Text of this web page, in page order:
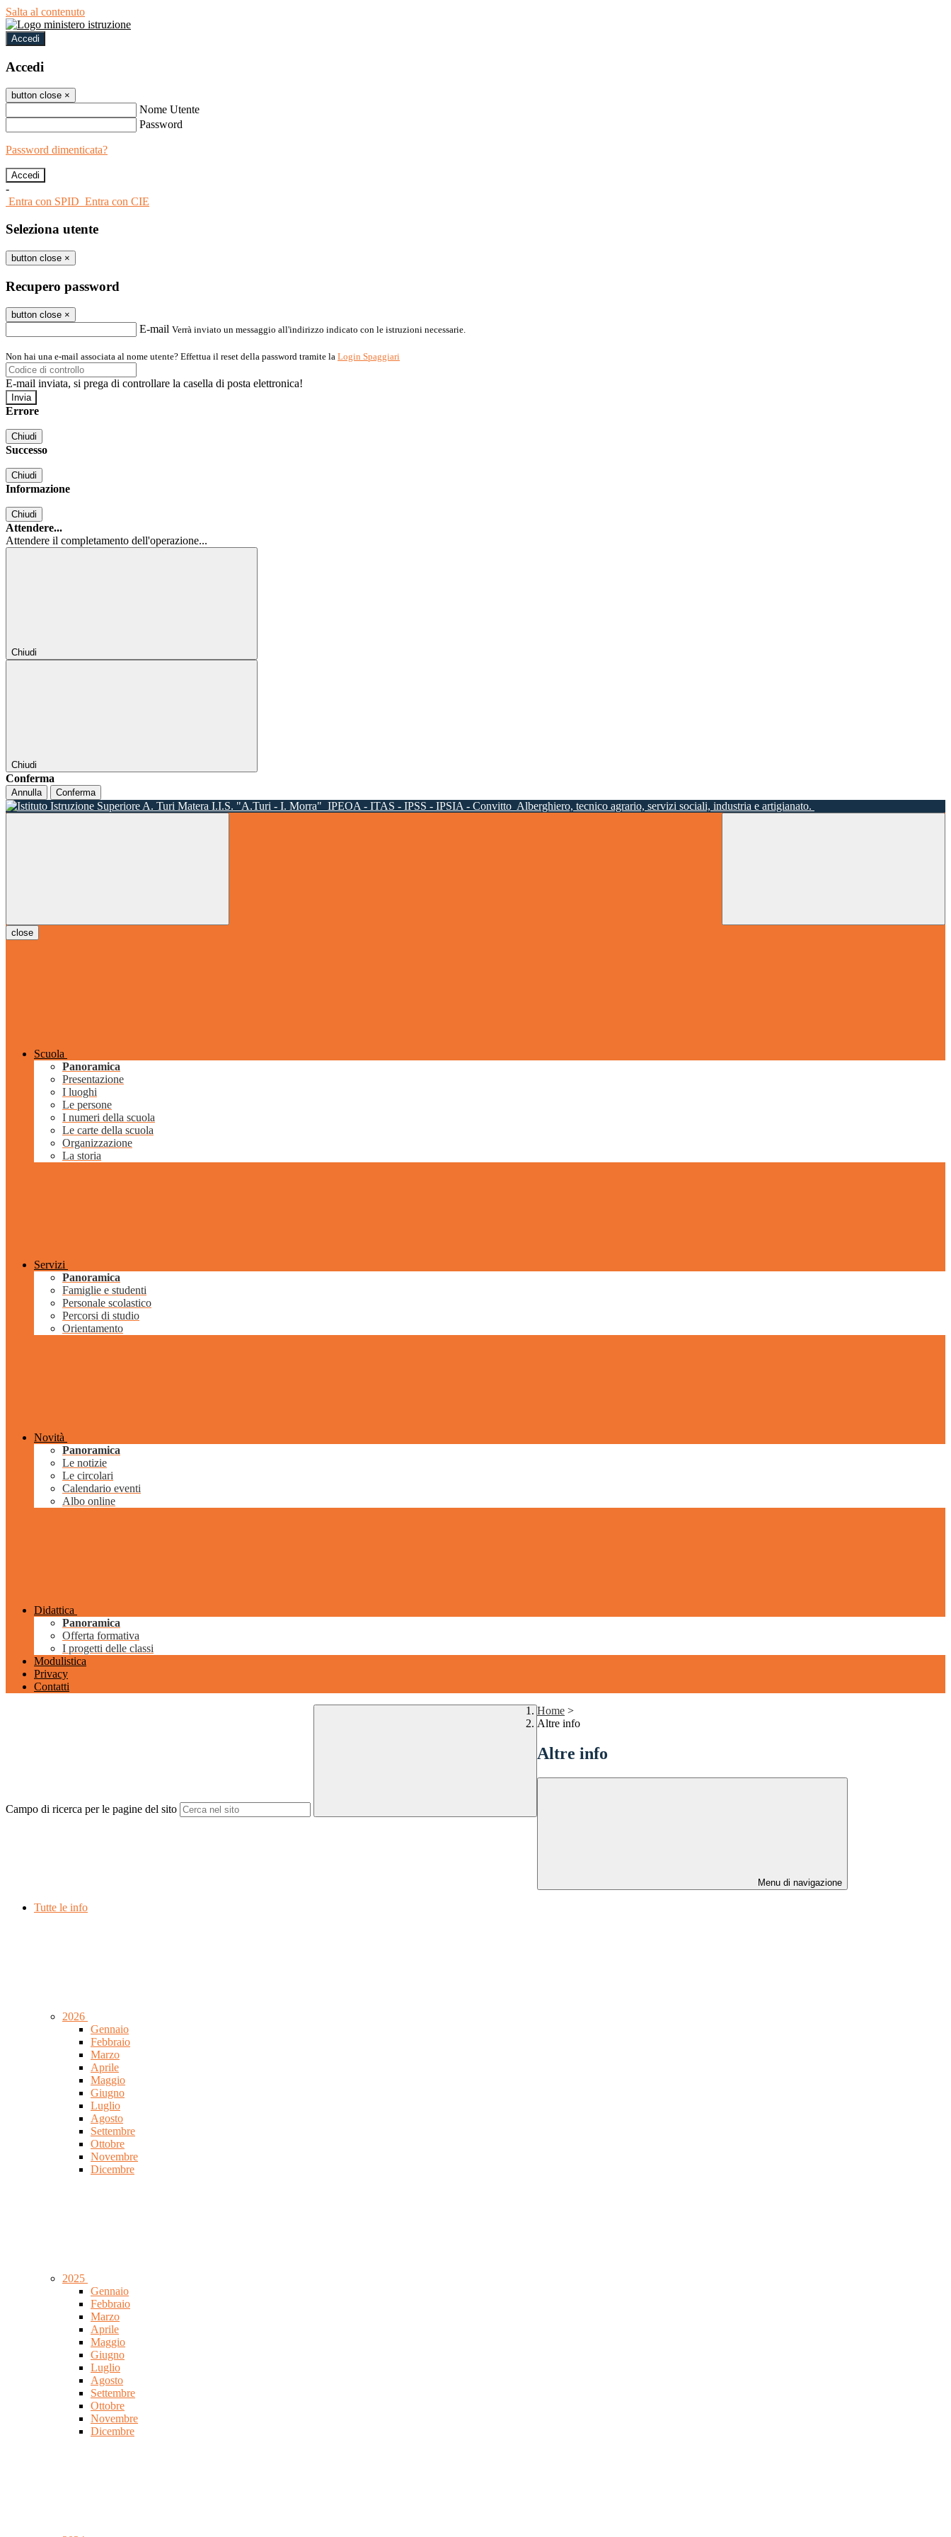
Salta al contenuto
Accedi
Accedi
button close ×
Nome Utente
Password
Password dimenticata?
-
Entra con SPID Entra con CIE
Seleziona utente
button close ×
Recupero password
button close ×
E-mail Verrà inviato un messaggio all'indirizzo indicato con le istruzioni necessarie.
Non hai una e-mail associata al nome utente? Effettua il reset della password tramite la Login Spaggiari
E-mail inviata, si prega di controllare la casella di posta elettronica!
Errore
Chiudi
Successo
Chiudi
Informazione
Chiudi
Attendere...
Attendere il completamento dell'operazione...
Chiudi
Chiudi
Conferma
Annulla Conferma
I.I.S. "A.Turi - I. Morra" IPEOA - ITAS - IPSS - IPSIA - Convitto Alberghiero, tecnico agrario, servizi sociali, industria e artigianato.
close
Scuola
Panoramica
Presentazione
I luoghi
Le persone
I numeri della scuola
Le carte della scuola
Organizzazione
La storia
Servizi
Panoramica
Famiglie e studenti
Personale scolastico
Percorsi di studio
Orientamento
Novità
Panoramica
Le notizie
Le circolari
Calendario eventi
Albo online
Didattica
Panoramica
Offerta formativa
I progetti delle classi
Modulistica
Privacy
Contatti
Campo di ricerca per le pagine del sito
Home >
Altre info
Altre info
Menu di navigazione
Tutte le info
2026
Gennaio
Febbraio
Marzo
Aprile
Maggio
Giugno
Luglio
Agosto
Settembre
Ottobre
Novembre
Dicembre
2025
Gennaio
Febbraio
Marzo
Aprile
Maggio
Giugno
Luglio
Agosto
Settembre
Ottobre
Novembre
Dicembre